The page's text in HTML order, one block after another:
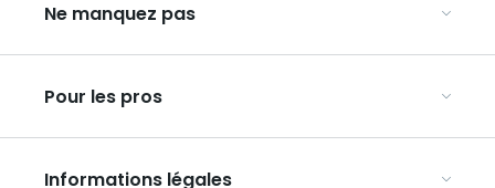
Ne manquez pas
Week-end insolite en Grand Est
Week-end spa en Grand Est
Hébergements insolites
Pour les pros
Informations légales